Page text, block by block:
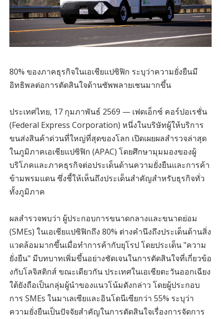
80% ของภาคธุรกิจในเอเชียแปซิฟิก ระบุว่าความยั่งยืนมี
อิทธิพลต่อการตัดสินใจด้านซัพพลายเชนมากขึ้น
ประเทศไทย, 17 กุมภาพันธ์ 2569 — เฟดเอ็กซ์ คอร์ปอเรชั่น
(Federal Express Corporation) หนึ่งในบริษัทผู้ให้บริการ
ขนส่งสินค้าด่วนที่ใหญ่ที่สุดของโลก เปิดเผยผลสำรวจล่าสุด
ในภูมิภาคเอเชียแปซิฟิก (APAC) โดยศึกษามุมมองของผู้
บริโภคและภาคธุรกิจต่อประเด็นด้านความยั่งยืนและการค้า
ข้ามพรมแดน ซึ่งชี้ให้เห็นถึงประเด็นสำคัญสำหรับธุรกิจทั่ว
ทั้งภูมิภาค
ผลสำรวจพบว่า ผู้ประกอบการขนาดกลางและขนาดย่อม
(SMEs) ในเอเชียแปซิฟิกถึง 80% ต่างคำนึงถึงประเด็นด้านสิ่ง
แวดล้อมมากขึ้นเมื่อทำการค้ากับยุโรป โดยประเด็น "ความ
ยั่งยืน" มีบทบาทเพิ่มขึ้นอย่างชัดเจนในการตัดสินใจที่เกี่ยวข้อ
งกับโลจิสติกส์ ขณะเดียวกัน ประเทศในเอเชียตะวันออกเฉียง
ใต้ยังถือเป็นกลุ่มผู้นำของแนวโน้มดังกล่าว โดยผู้ประกอบ
การ SMEs ในมาเลเซียและอินโดนีเซียกว่า 55% ระบุว่า
ความยั่งยืนเป็นปัจจัยสำคัญในการตัดสินใจเรื่องการจัดการ